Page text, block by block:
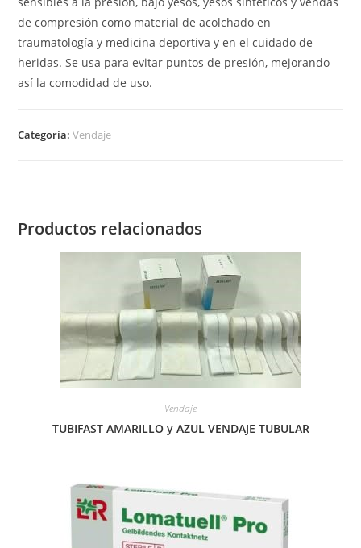
de compresión como material de acolchado en
traumatología y medicina deportiva y en el cuidado de
heridas. Se usa para evitar puntos de presión, mejorando
así la comodidad de uso.
Categoría:Vendaje
Productos relacionados
Vendaje
TUBIFAST AMARILLO y AZUL VENDAJE TUBULAR